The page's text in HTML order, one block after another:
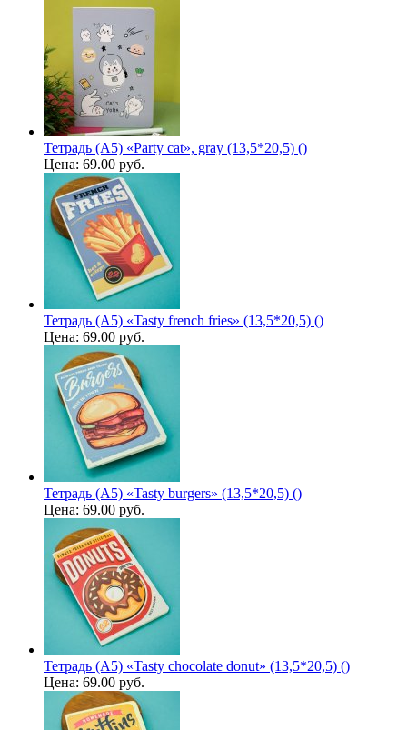
Тетрадь (A5) «Party cat», gray (13,5*20,5) ()
Цена: 69.00 руб.
Тетрадь (A5) «Tasty french fries» (13,5*20,5) ()
Цена: 69.00 руб.
Тетрадь (A5) «Tasty burgers» (13,5*20,5) ()
Цена: 69.00 руб.
Тетрадь (A5) «Tasty chocolate donut» (13,5*20,5) ()
Цена: 69.00 руб.